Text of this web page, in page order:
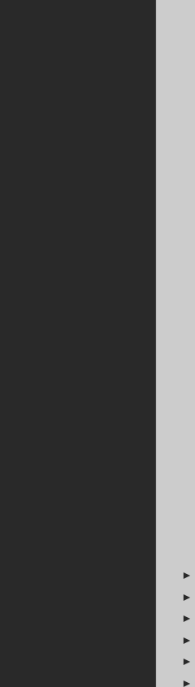
►
►
►
►
►
►